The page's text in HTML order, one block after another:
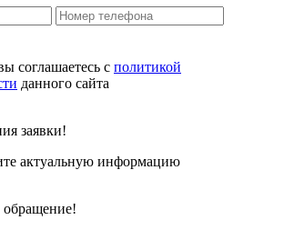
соглашаетесь с политикой
данного сайта
заявки!
актуальную информацию
обращение!